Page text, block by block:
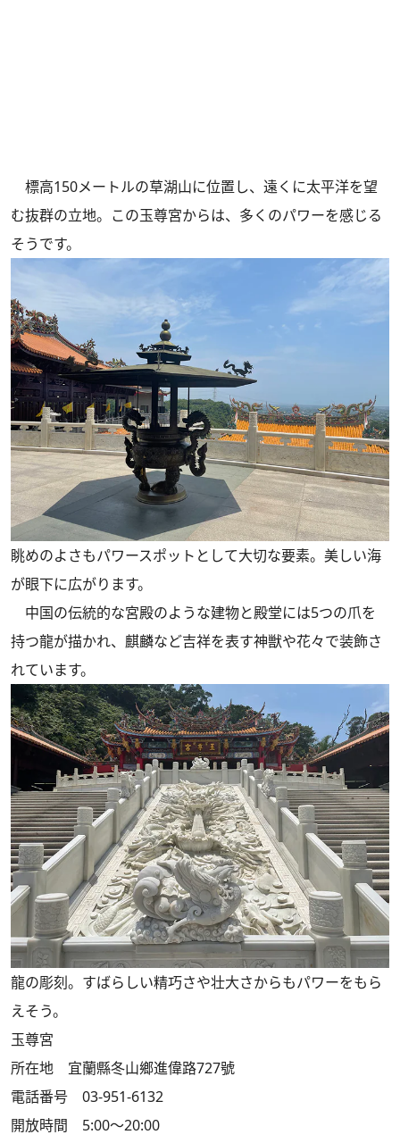
標高150メートルの草湖山に位置し、遠くに太平洋を望
む抜群の立地。この玉尊宮からは、多くのパワーを感じる
そうです。
眺めのよさもパワースポットとして大切な要素。美しい海
が眼下に広がります。
中国の伝統的な宮殿のような建物と殿堂には5つの爪を
持つ龍が描かれ、麒麟など吉祥を表す神獣や花々で装飾さ
れています。
龍の彫刻。すばらしい精巧さや壮大さからもパワーをもら
えそう。
玉尊宮
所在地 宜蘭縣冬山鄉進偉路727號
電話番号 03-951-6132
開放時間 5:00～20:00